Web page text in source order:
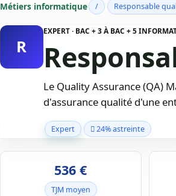
Métiers informatique / Responsable
R
EXPERT · BAC + 3 À BAC + 5
Le Quality Assurance (QA)
d'assurance qualité d'une
Expert 24% astreinte
536 €
TJM moyen